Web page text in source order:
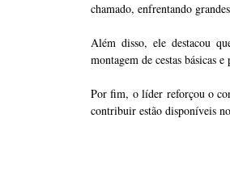
chamado, enfrentando
Além disso, ele destacou
montagem de cestas básicas
Por fim, o líder reforçou o
contribuir estão disponíveis